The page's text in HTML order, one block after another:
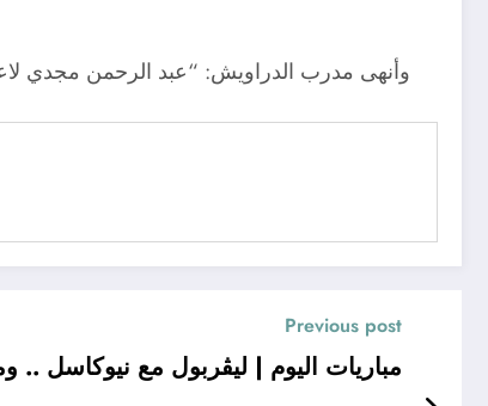
وأنهى مدرب الدراويش: “عبد الرحمن مجدي
Previous post
مباريات اليوم | ليڤربول مع نيوكاسل ..